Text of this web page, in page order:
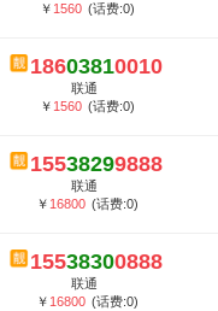
￥ 1560 (话费:0)
18603810010
联通
￥ 1560 (话费:0)
15538299888
联通
￥ 16800 (话费:0)
15538300888
联通
￥ 16800 (话费:0)